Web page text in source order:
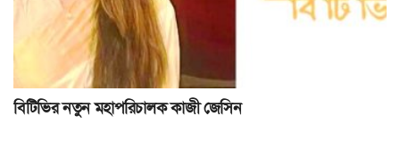
বিটিভির নতুন মহাপরিচালক কাজী জেসিন